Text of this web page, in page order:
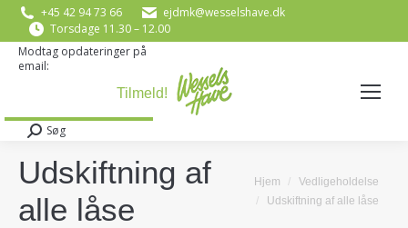
+45 42 94 73 66
ejdmk@wesselshave.dk
Torsdage 11.30 – 12.00
Modtag opdateringer på
email:
Search:
Søg
Udskiftning af
alle låse
You are here:
Hjem
Vedligeholdelse
Udskiftning af alle låse